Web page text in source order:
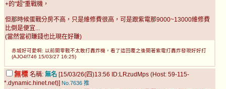
+的"超"重戰機，
但那時候蛋戰分房不高，只是維修費很高，可是跟紫電那9000~13000維修費
比倒是便宜...
(當然當初賺錢也比現在好賺)
赤城好可愛啊: 以前開零戰不太敢打轟炸機，看了這回覆之後開著紫電打轟炸發現好好打
(AJO4f746 15/03/27 16:25)
無標 名稱: 無名 [15/03/26(四)13:56 ID:LRzudMps (Host: 59-115-
*.dynamic.hinet.net)] No.7636 推